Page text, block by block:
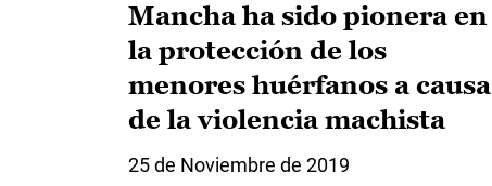
Mancha ha sido pionera en
la protección de los
menores huérfanos a causa
de la violencia machista
25 de Noviembre de 2019